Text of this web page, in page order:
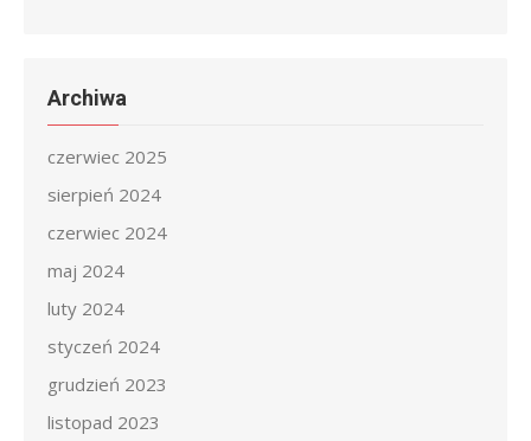
Archiwa
czerwiec 2025
sierpień 2024
czerwiec 2024
maj 2024
luty 2024
styczeń 2024
grudzień 2023
listopad 2023